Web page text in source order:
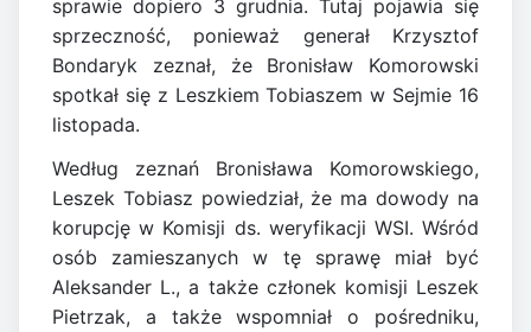
sprawie dopiero 3 grudnia. Tutaj pojawia się
sprzeczność, ponieważ generał Krzysztof
Bondaryk zeznał, że Bronisław Komorowski
spotkał się z Leszkiem Tobiaszem w Sejmie 16
listopada.
Według zeznań Bronisława Komorowskiego,
Leszek Tobiasz powiedział, że ma dowody na
korupcję w Komisji ds. weryfikacji WSI. Wśród
osób zamieszanych w tę sprawę miał być
Aleksander L., a także członek komisji Leszek
Pietrzak, a także wspomniał o pośredniku,